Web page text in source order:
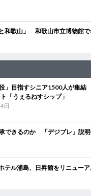
和歌山」 和歌山市立博物館で
役」目指すシニア1500人が集
「うぇるねすシップ」
日
できるのか 「デジブレ」説
ル浦島、日昇館をリニューア